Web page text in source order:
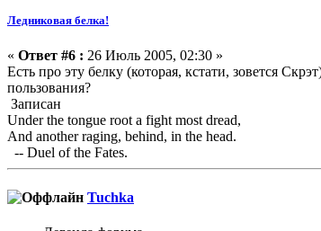
Ледниковая белка!
« Ответ #6 : 26 Июль 2005, 02:30 »
Есть про эту белку (которая, кстати, зовется
пользования?
Записан
Under the tongue root a fight most dread,
And another raging, behind, in the head.
-- Duel of the Fates.
Tuchka